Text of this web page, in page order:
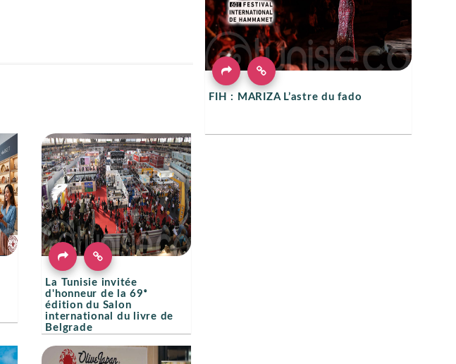
La Tunisie invitée
d'honneur de la 69ᵉ
édition du Salon
international du livre de
Belgrade
FIH : MARIZA L’astre du fado